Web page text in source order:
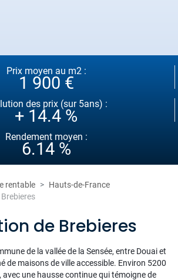
Prix moyen au m2 :
1 900 €
des prix (sur 5ans) :
+ 14.4 %
Rendement moyen :
6.14 %
rentable
Hauts-de-France
Brebieres
de Brebieres
de la vallée de la Sensée, entre Douai et
de maisons de ville accessible. Environ 5200
avec une hausse continue qui témoigne de